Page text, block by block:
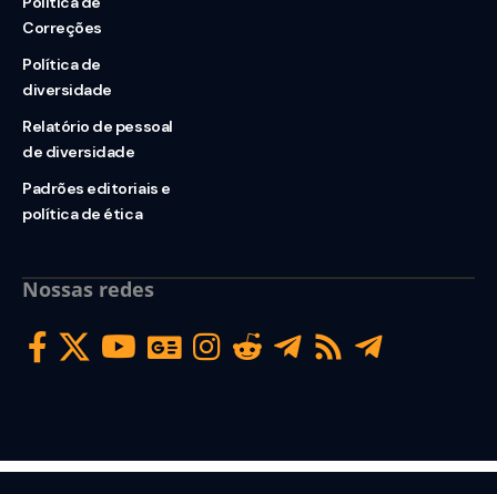
Correções
Política de
diversidade
Relatório de pessoal
de diversidade
Padrões editoriais e
política de ética
Nossas redes